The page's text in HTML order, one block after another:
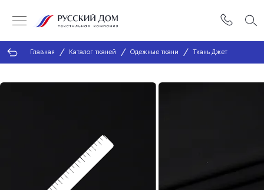
Главная Каталог тканей Одежные ткани Ткань Джет